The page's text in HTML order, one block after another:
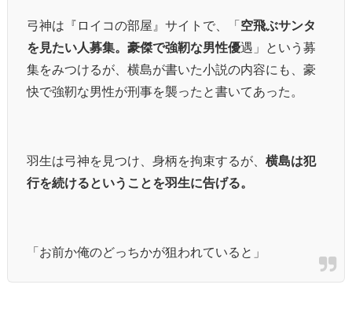
弓神は『ロイコの部屋』サイトで、「 空飛ぶサンタ
を見たい人募集。豪傑で強靭な男性優遇」という募
集をみつけるが、横島が書いた小説の内容にも、豪
快で強靭な男性が刑事を襲ったと書いてあった。
羽生は弓神を見つけ、身柄を拘束するが、 横島は犯
行を続けるということを羽生に告げる。
「お前か俺のどっちかが狙われていると」